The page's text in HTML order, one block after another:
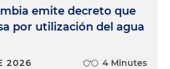
emite decreto que
por utilización del agua
2026 4 Minutes